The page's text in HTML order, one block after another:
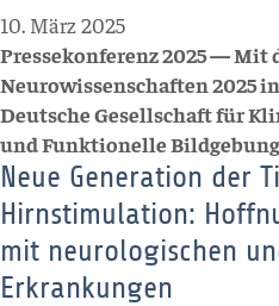
10. März 2025
Pressekonferenz 2025 — Mit
Neurowissenschaften 2025
Deutsche Gesellschaft für
und Funktionelle Bildgebung
Neue Generation der
Hirnstimulation:
mit neurologischen
Erkrankungen